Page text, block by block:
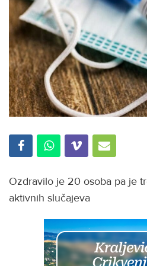
Ozdravilo je 20 osoba pa je
aktivnih slučajeva